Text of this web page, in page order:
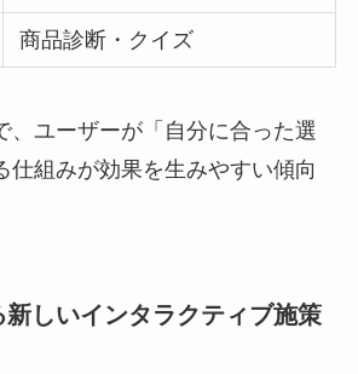
商品診断・クイズ
、ユーザーが「自分に合った選
仕組みが効果を生みやすい傾向
しいインタラクティブ施策